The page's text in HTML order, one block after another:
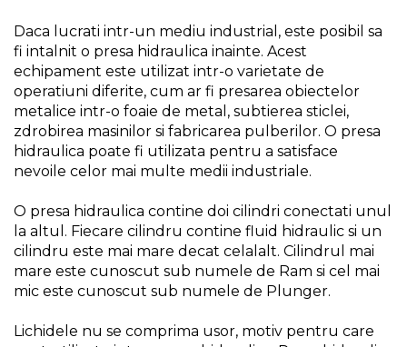
Pompa Aer
Cric Manual
Ulei Hidraulic
Troliu
Palan
Cheie & Adaptor
Carucior Scule
Echipamente de Siguranta
Auto
Stetoscop Auto
Tester Compresie Auto
Daca lucrati intr-un mediu industrial, este posibil sa
fi intalnit o presa hidraulica inainte. Acest
echipament este utilizat intr-o varietate de
operatiuni diferite, cum ar fi presarea obiectelor
metalice intr-o foaie de metal, subtierea sticlei,
zdrobirea masinilor si fabricarea pulberilor. O presa
hidraulica poate fi utilizata pentru a satisface
nevoile celor mai multe medii industriale.
O presa hidraulica contine doi cilindri conectati unul
la altul. Fiecare cilindru contine fluid hidraulic si un
cilindru este mai mare decat celalalt. Cilindrul mai
mare este cunoscut sub numele de Ram si cel mai
mic este cunoscut sub numele de Plunger.
Lichidele nu se comprima usor, motiv pentru care